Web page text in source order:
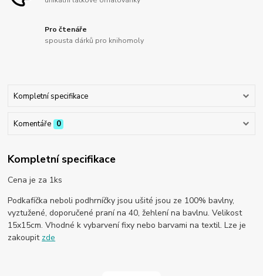
Pro čtenáře
spousta dárků pro knihomoly
Kompletní specifikace
Komentáře 0
Kompletní specifikace
Cena je za 1ks
Podkafíčka neboli podhrníčky jsou ušité jsou ze 100% bavlny,
vyztužené, doporučené praní na 40, žehlení na bavlnu. Velikost
15x15cm. Vhodné k vybarvení fixy nebo barvami na textil. Lze je
zakoupit zde